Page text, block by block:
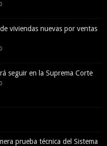
0
viviendas nuevas por ventas
0
seguir en la Suprema Corte
0
prueba técnica del Sistema